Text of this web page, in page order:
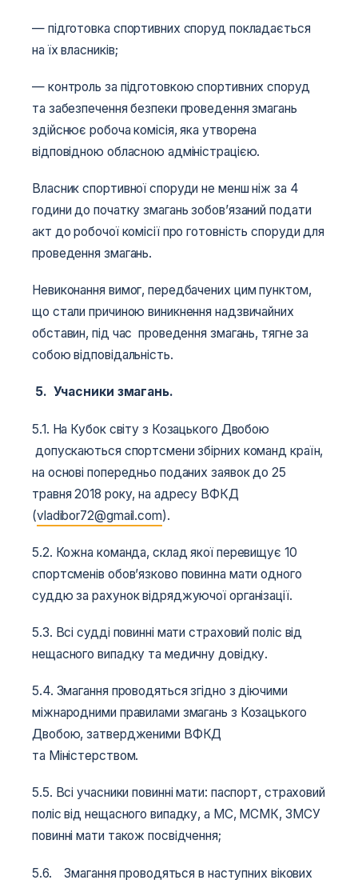
— підготовка спортивних споруд покладається
на їх власників;
— контроль за підготовкою спортивних споруд
та забезпечення безпеки проведення змагань
здійснює робоча комісія, яка утворена
відповідною обласною адміністрацією.
Власник спортивної споруди не менш ніж за 4
години до початку змагань зобов’язаний подати
акт до робочої комісії про готовність споруди для
проведення змагань.
Невиконання вимог, передбачених цим пунктом,
що стали причиною виникнення надзвичайних
обставин, під час проведення змагань, тягне за
собою відповідальність.
5. Учасники змагань.
5.1. На Кубок світу з Козацького Двобою
допускаються спортсмени збірних команд країн,
на основі попередньо поданих заявок до 25
травня 2018 року, на адресу ВФКД
(vladibor72@gmail.com).
5.2. Кожна команда, склад якої перевищує 10
спортсменів обов’язково повинна мати одного
суддю за рахунок відряджуючої організації.
5.3. Всі судді повинні мати страховий поліс від
нещасного випадку та медичну довідку.
5.4. Змагання проводяться згідно з діючими
міжнародними правилами змагань з Козацького
Двобою, затвердженими ВФКД
та Міністерством.
5.5. Всі учасники повинні мати: паспорт, страховий
поліс від нещасного випадку, а МС, МСМК, ЗМСУ
повинні мати також посвідчення;
5.6. Змагання проводяться в наступних вікових